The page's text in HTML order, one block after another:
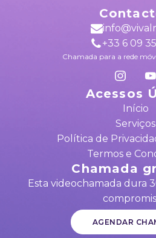
+33 6 09
Chamada para a rede
Acessos
Início
Serviços
Política de
Termos e
Chamada
Esta videochamada dura
AGENDAR